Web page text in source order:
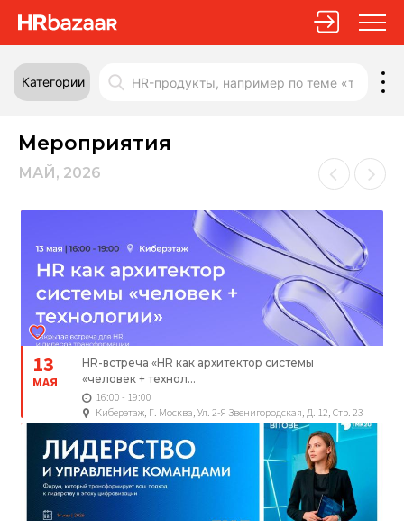
Категории
Мероприятия
МАЙ, 2026
13
МАЯ
HR-встреча «HR как архитектор системы
«человек + технол...
16:00 - 19:00
Киберэтаж, Г. Москва, Ул. 2-Я Звенигородская, Д. 12, Стр. 23